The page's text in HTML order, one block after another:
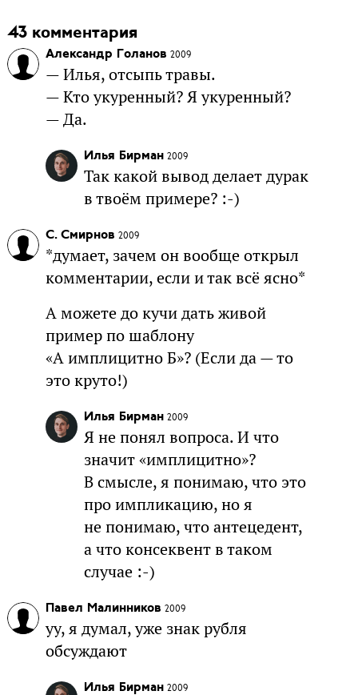
43 комментария
Александр Голанов 2009
— Илья, отсыпь травы.
— Кто укуренный? Я укуренный?
— Да.
Илья Бирман 2009
Так какой вывод делает дурак
в твоём примере? :-)
С. Смирнов 2009
*думает, зачем он вообще открыл
комментарии, если и так всё ясно*
А можете до кучи дать живой
пример по шаблону
«А имплицитно Б»? (Если да — то
это круто!)
Илья Бирман 2009
Я не понял вопроса. И что
значит «имплицитно»?
В смысле, я понимаю, что это
про импликацию, но я
не понимаю, что антецедент,
а что консеквент в таком
случае :-)
Павел Малинников 2009
уу, я думал, уже знак рубля
обсуждают
Илья Бирман 2009